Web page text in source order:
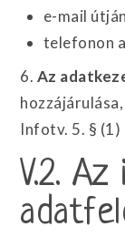
e-mail
telefonon
6. Az
Infotv. 5. § (1)
V.2.